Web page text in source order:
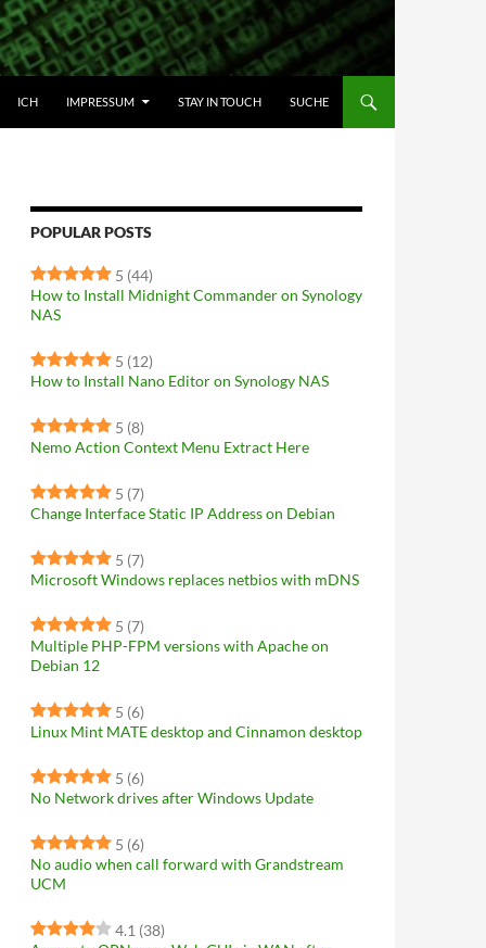
ICH IMPRESSUM STAY IN TOUCH SUCHE
POPULAR POSTS
5 (44)
How to Install Midnight Commander on Synology
NAS
5 (12)
How to Install Nano Editor on Synology NAS
5 (8)
Nemo Action Context Menu Extract Here
5 (7)
Change Interface Static IP Address on Debian
5 (7)
Microsoft Windows replaces netbios with mDNS
5 (7)
Multiple PHP-FPM versions with Apache on
Debian 12
5 (6)
Linux Mint MATE desktop and Cinnamon desktop
5 (6)
No Network drives after Windows Update
5 (6)
No audio when call forward with Grandstream
UCM
4.1 (38)